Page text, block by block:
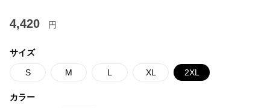
4,420 円
サイズ
S M L XL 2XL
カラー